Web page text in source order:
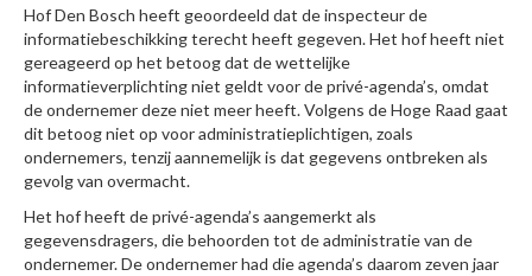
Hof Den Bosch heeft geoordeeld dat de inspecteur de
informatiebeschikking terecht heeft gegeven. Het hof heeft niet
gereageerd op het betoog dat de wettelijke
informatieverplichting niet geldt voor de privé-agenda’s, omdat
de ondernemer deze niet meer heeft. Volgens de Hoge Raad gaat
dit betoog niet op voor administratieplichtigen, zoals
ondernemers, tenzij aannemelijk is dat gegevens ontbreken als
gevolg van overmacht.
Het hof heeft de privé-agenda’s aangemerkt als
gegevensdragers, die behoorden tot de administratie van de
ondernemer. De ondernemer had die agenda’s daarom zeven jaar